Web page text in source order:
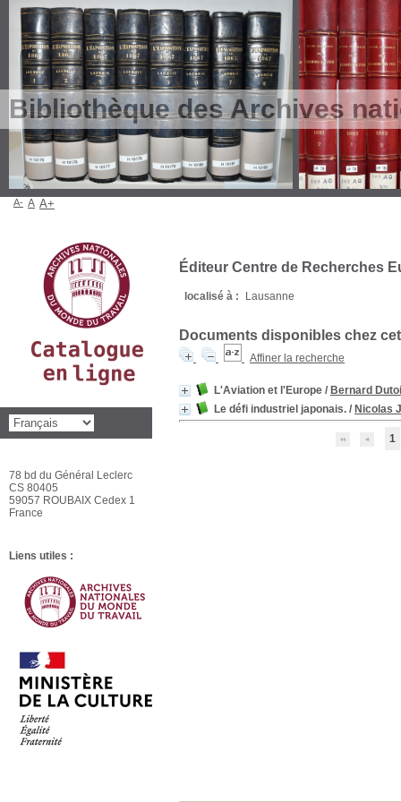
Bibliothèque des Archives
Éditeur Centre de Recherches
localisé à : Lausanne
Documents disponibles chez
Affiner la recherche
L'Aviation et l'Europe / Bernard
Le défi industriel japonais. / Nicolas
1
A- A A+
78 bd du Général Leclerc
CS 80405
59057 ROUBAIX Cedex 1
France
Liens utiles :